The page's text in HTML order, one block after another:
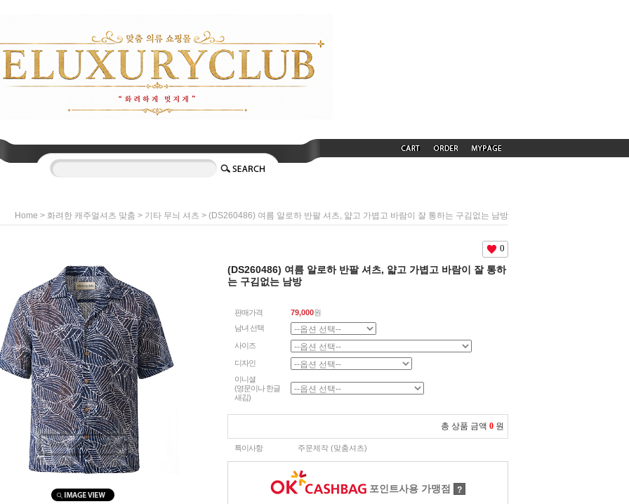
Home > 화려한 캐주얼셔츠 맞춤 > 기타 무늬 셔츠 > (DS260486) 여름 알로하 반팔 셔츠, 얇고 가볍고 바람이 잘 통하는 구김없는 남방
마우스를 올려보세요
0
(DS260486) 여름 알로하 반팔 셔츠, 얇고 가볍고 바람이 잘 통하
는 구김없는 남방
판매가격 79,000원
남녀 선택
사이즈
디자인
이니셜
(영문이나 한글
새김)
총 상품 금액 0 원
특이사항 주문제작 (맞춤셔츠)
포인트사용 가맹점 ?